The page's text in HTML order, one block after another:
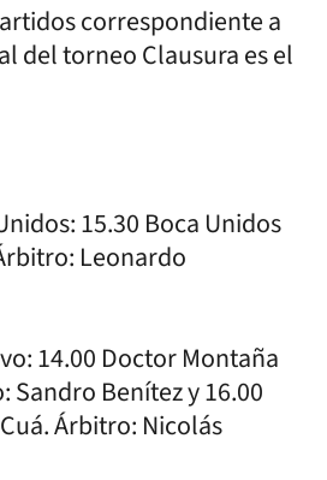
correspondiente a
del torneo Clausura es el
15.30 Boca Unidos
Leonardo
14.00 Doctor Montaña
Sandro Benítez y 16.00
Árbitro: Nicolás